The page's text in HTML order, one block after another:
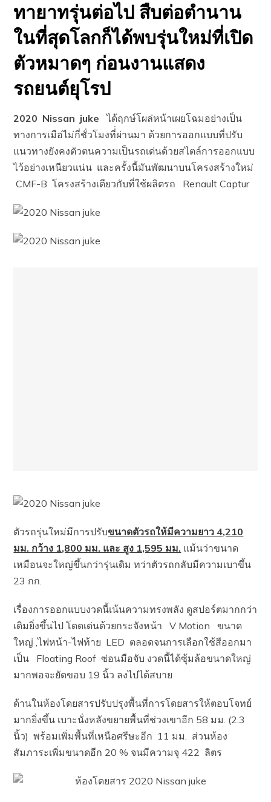
ทายาทรุ่นต่อไป สืบต่อตำนาน
ในที่สุดโลกก็ได้พบรุ่นใหม่ที่เปิด
ตัวหมาดๆ ก่อนงานแสดง
รถยนต์ยุโรป
2020 Nissan juke ได้ฤกษ์โผล่หน้าเผยโฉมอย่างเป็น
ทางการเมือ่ไม่กี่ชั่วโมงที่่ผ่านมา ด้วยการออกแบบที่ปรับ
แนวทางยังคงตัวตนความเป็นรถเด่นด้วยสไตล์การออกแบบ
ไว้อย่างเหนียวแน่น และครั้งนี้มันพัฒนาบนโครงสร้างใหม่
CMF-B โครงสร้างเดียวกับที่ใช้ผลิตรถ Renault Captur
ตัวรถรุ่นใหม่มีการปรับขนาดตัวรถให้มีความยาว 4,210
มม. กว้าง 1,800 มม. และ สูง 1,595 มม. แม้นว่าขนาด
เหมือนจะใหญ่ขึ้นกว่ารุ่นเดิม ทว่าตัวรถกลับมีความเบาขึ้น
23 กก.
เรื่องการออกแบบงวดนี้เน้นความทรงพลัง ดูสปอร์ตมากกว่า
เดิมยิ่งขึ้นไป โดดเด่นด้วยกระจังหน้า V Motion ขนาด
ใหญ่ ,ไฟหน้า-ไฟท้าย LED ตลอดจนการเลือกใช้สีออกมา
เป็น Floating Roof ซ่อนมือจับ งวดนี้ได้ซุ้มล้อขนาดใหญ่
มากพอจะยัดขอบ 19 นิ้ว ลงไปได้สบาย
ด้านในห้องโดยสารปรับปรุงพื้นที่การโดยสารให้ตอบโจทย์
มากยิ่งขึ้น เบาะนั่งหลังขยายพื้นที่ช่วงเขาอีก 58 มม. (2.3
นิ้ว) พร้อมเพิ่มพื้นที่เหนือศรีษะอีก 11 มม. ส่วนห้อง
สัมภาระเพิ่มขนาดอีก 20 % จนมีความจุ 422 ลิตร